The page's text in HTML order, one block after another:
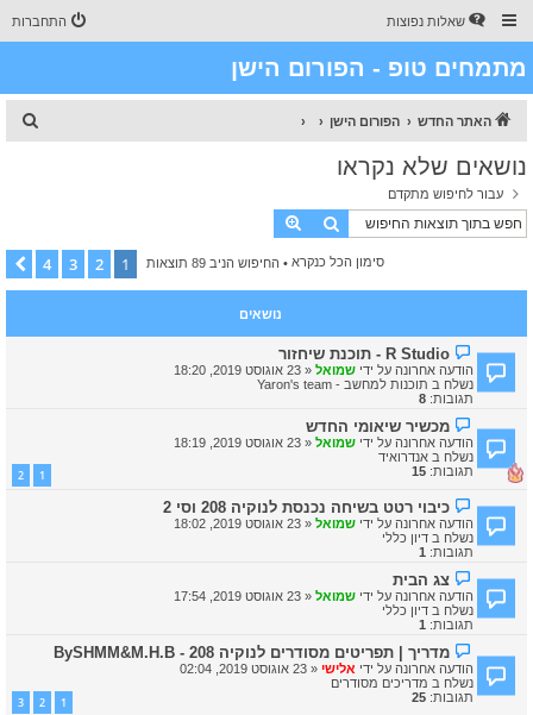
שאלות נפוצות התחברות
מתמחים טופ - הפורום הישן
האתר החדש הפורום הישן
ח
נושאים שלא נקראו
עבור לחיפוש מתקדם
חיפושחיפוש מתקדם
סימון הכל כנקרא• החיפוש הניב 89 תוצאות 1
2
3
4 הבא
נושאים
ה
ו
ד
ע
ה
ח
ד
ש
ה
R Studio - תוכנת שיחזור
הודעה אחרונה על ידי שמואל«23 אוגוסט 2019, 18:20
נשלח בתוכנות למחשב - Yaron's team
תגובות: 8
ה
ו
ד
ע
ה
ד
ש
ה
מכשיר שיאומי החדש
הודעה אחרונה על ידי שמואל«23 אוגוסט 2019, 18:19
נשלח באנדרואיד
תגובות: 15
2
ה
ו
ד
ע
ה
ח
ד
ש
ה
כיבוי רטט בשיחה נכנסת לנוקיה 208 וסי 2
הודעה אחרונה על ידי שמואל«23 אוגוסט 2019, 18:02
נשלח בדיון כללי
תגובות: 1
ה
ו
ד
ע
ה
ח
ד
ש
ה
צג הבית
הודעה אחרונה על ידי שמואל«23 אוגוסט 2019, 17:54
נשלח בדיון כללי
תגובות: 1
ה
ו
ד
ע
ה
מדריך | תפריטים מסודרים לנוקיה 208 - BySHMM&M.H.B
הודעה אחרונה על ידי אלישי«23 אוגוסט 2019, 02:04
נשלח במדריכים מסודרים
תגובות: 25
2
3